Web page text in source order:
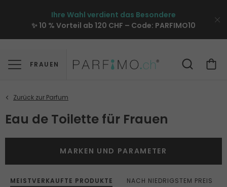
Ihre Wahl verdient das Besondere
✨ 10 % Vorteil ab 120 CHF – Code: PARFIMO10
FRAUEN
Eau de Toilette für Frauen
MEISTVERKAUFTE PRODUKTE
NACH NIEDRIGSTEM PREIS
MARKEN UND PARAMETER